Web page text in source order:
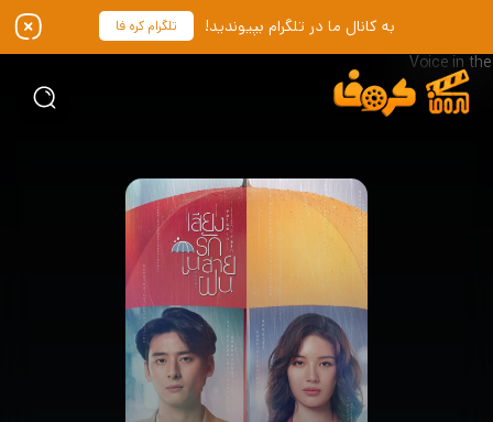
به کانال ما در تلگرام بپیوندید! تلگرام کره فا